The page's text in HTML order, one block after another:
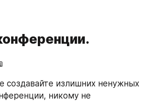
создавайте излишних ненужных
никому не